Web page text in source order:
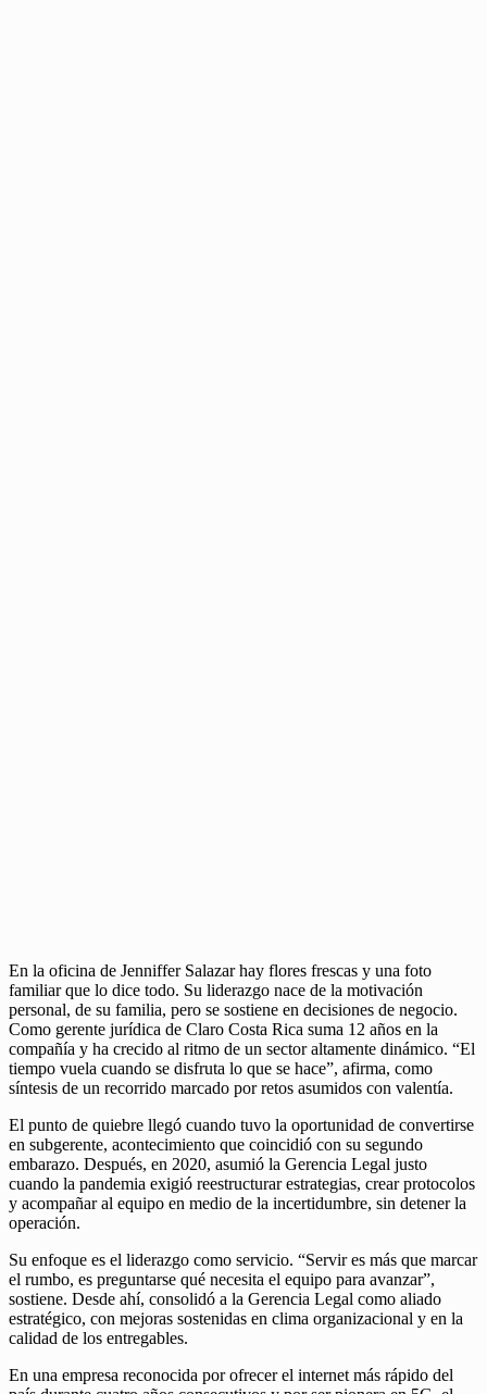
En la oficina de Jenniffer Salazar hay flores frescas y una foto
familiar que lo dice todo. Su liderazgo nace de la motivación
personal, de su familia, pero se sostiene en decisiones de negocio.
Como gerente jurídica de Claro Costa Rica suma 12 años en la
compañía y ha crecido al ritmo de un sector altamente dinámico. “El
tiempo vuela cuando se disfruta lo que se hace”, afirma, como
síntesis de un recorrido marcado por retos asumidos con valentía.
El punto de quiebre llegó cuando tuvo la oportunidad de convertirse
en subgerente, acontecimiento que coincidió con su segundo
embarazo. Después, en 2020, asumió la Gerencia Legal justo
cuando la pandemia exigió reestructurar estrategias, crear protocolos
y acompañar al equipo en medio de la incertidumbre, sin detener la
operación.
Su enfoque es el liderazgo como servicio. “Servir es más que marcar
el rumbo, es preguntarse qué necesita el equipo para avanzar”,
sostiene. Desde ahí, consolidó a la Gerencia Legal como aliado
estratégico, con mejoras sostenidas en clima organizacional y en la
calidad de los entregables.
En una empresa reconocida por ofrecer el internet más rápido del